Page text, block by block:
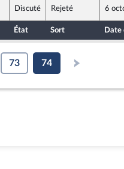
Discuté Rejeté 6
État Sort Date
73 74